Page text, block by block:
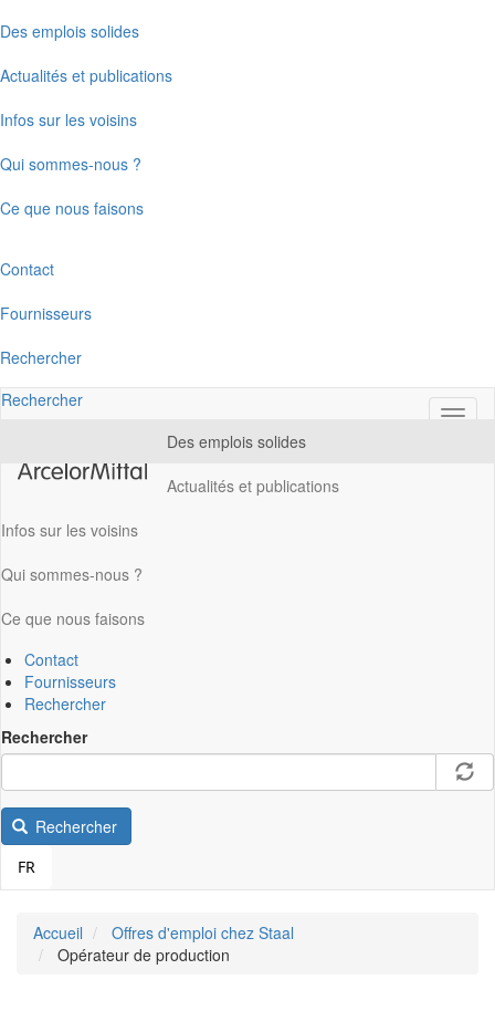
cette
et
au
Des emplois solides
Actualités et publications
Infos sur les voisins
Qui sommes-nous ?
Ce que nous faisons
Contact
Fournisseurs
Rechercher
Rechercher
Des emplois solides
Actualités et publications
Infos sur les voisins
Qui sommes-nous ?
Ce que nous faisons
Contact
Fournisseurs
Rechercher
Rechercher
Rechercher
FR
Accueil
Offres d'emploi chez Staal
Opérateur de production